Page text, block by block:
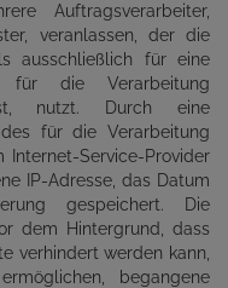
Auftragsverarbeiter,
veranlassen, der die
ausschließlich für eine
für die Verarbeitung
ist, nutzt. Durch eine
für die Verarbeitung
Service-Provider
IP-Adresse, das Datum
gespeichert. Die
dem Hintergrund, dass
verhindert werden kann,
begangene